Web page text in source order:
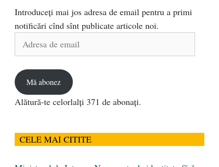
Introduceți mai jos adresa de email pentru a primi
notificări cînd sînt publicate articole noi.
Adresa
Mă abonez
Alătură-te celorlalți 371 de abonați.
CELE MAI CITITE